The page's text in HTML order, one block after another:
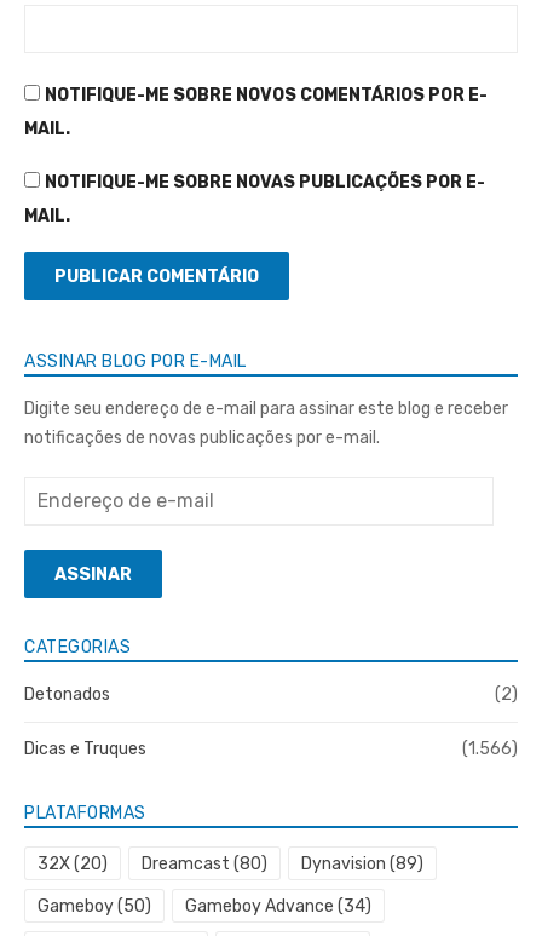
NOTIFIQUE-ME SOBRE NOVOS COMENTÁRIOS POR E-
MAIL.
NOTIFIQUE-ME SOBRE NOVAS PUBLICAÇÕES POR E-
MAIL.
ASSINAR BLOG POR E-MAIL
Digite seu endereço de e-mail para assinar este blog e receber
notificações de novas publicações por e-mail.
Endereço
e-
mailASSINAR
CATEGORIAS
Detonados (2)
Dicas e Truques (1.566)
PLATAFORMAS
32X(20) Dreamcast (80) Dynavision (89)
Gameboy(50) Gameboy Advance (34)